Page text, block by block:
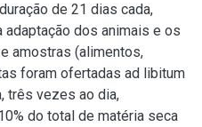
de 21 dias cada,
dos animais e os
amostras (alimentos,
foram ofertadas ad libitum
três vezes ao dia,
do total de matéria seca